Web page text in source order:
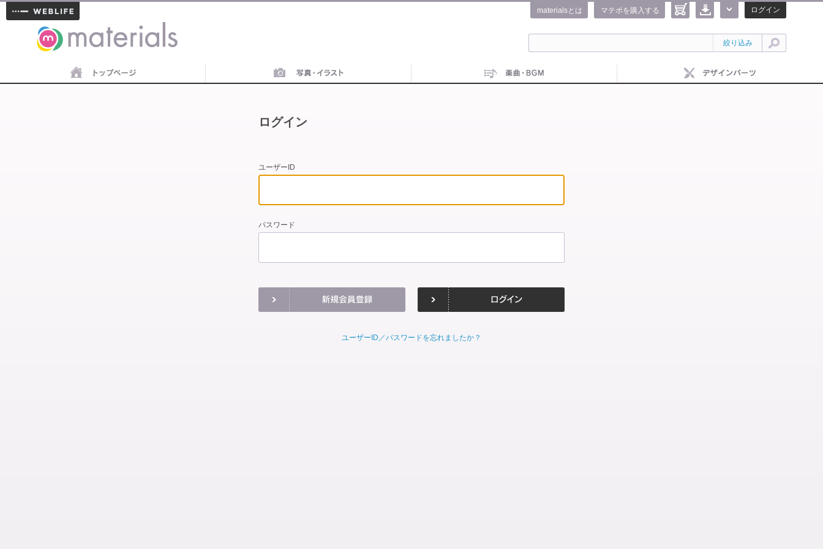
materials
ログイン
マテポを購入する
materialsとは
絞り込み
ログイン
ユーザーID
パスワード
ユーザーID／パスワードを忘れましたか？